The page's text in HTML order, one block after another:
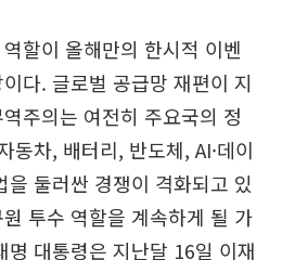
할이 올해만의 한시적 이벤
다. 글로벌 공급망 재편이 지
주의는 여전히 주요국의 정
동차, 배터리, 반도체, AI·데이
을 둘러싼 경쟁이 격화되고 있
투수 역할을 계속하게 될 가
명 대통령은 지난달 16일 이재